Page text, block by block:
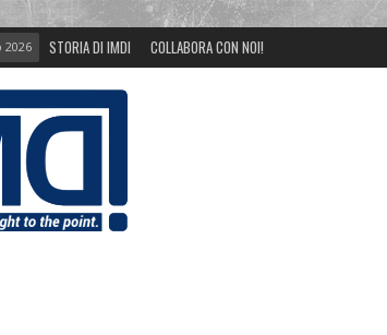
2026 STORIA DI IMDI COLLABORA CON NOI!